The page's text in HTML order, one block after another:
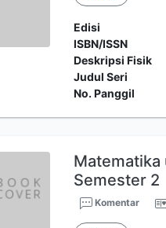
Edisi
ISBN/ISSN
Deskripsi Fisik
Judul Seri
No. Panggil
Matematika
Semester 2
Komentar